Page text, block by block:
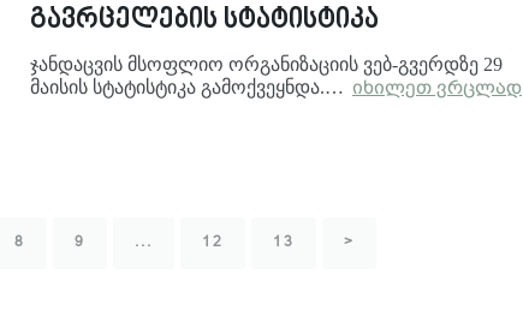
გავრცელების სტატისტიკა
ჯანდაცვის მსოფლიო ორგანიზაციის ვებ-გვერდზე 29
მაისის სტატისტიკა გამოქვეყნდა.… იხილეთ ვრცლად
8 9 ... 12 13 >